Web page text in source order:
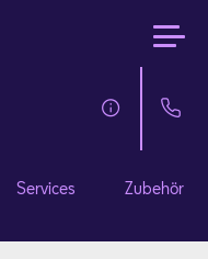
Services Zubehör